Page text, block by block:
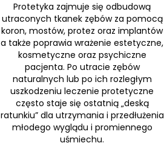
Protetyka zajmuje się odbudową
utraconych tkanek zębów za pomocą
koron, mostów, protez oraz implantów
a także poprawia wrażenie estetyczne,
kosmetyczne oraz psychiczne
pacjenta. Po utracie zębów
naturalnych lub po ich rozległym
uszkodzeniu leczenie protetyczne
często staje się ostatnią „deską
ratunkiu” dla utrzymania i przedłużenia
młodego wyglądu i promiennego
uśmiechu.